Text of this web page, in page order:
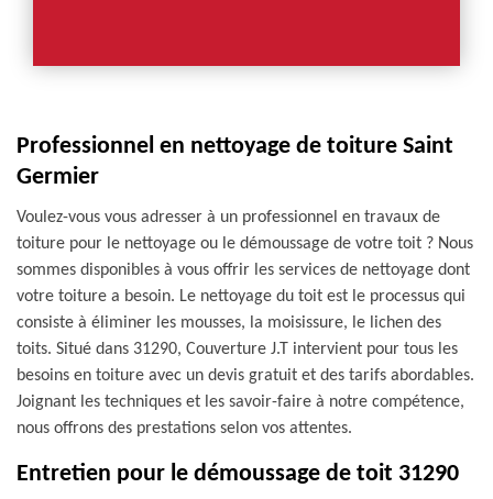
Professionnel en nettoyage de toiture Saint
Germier
Voulez-vous vous adresser à un professionnel en travaux de
toiture pour le nettoyage ou le démoussage de votre toit ? Nous
sommes disponibles à vous offrir les services de nettoyage dont
votre toiture a besoin. Le nettoyage du toit est le processus qui
consiste à éliminer les mousses, la moisissure, le lichen des
toits. Situé dans 31290, Couverture J.T intervient pour tous les
besoins en toiture avec un devis gratuit et des tarifs abordables.
Joignant les techniques et les savoir-faire à notre compétence,
nous offrons des prestations selon vos attentes.
Entretien pour le démoussage de toit 31290